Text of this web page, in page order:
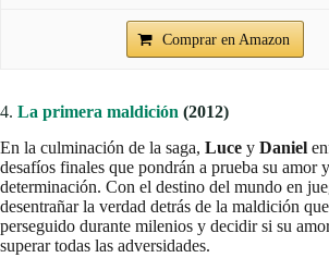
Comprar en Amazon
4. La primera maldición (2012)
En la culminación de la saga, Luce y Daniel
desafíos finales que pondrán a prueba su amor y
determinación. Con el destino del mundo en
desentrañar la verdad detrás de la maldición
perseguido durante milenios y decidir si su
superar todas las adversidades.